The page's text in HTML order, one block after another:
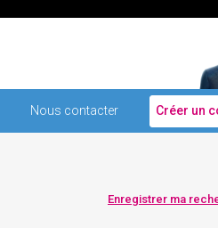
Nous contacter Créer un
Enregistrer ma